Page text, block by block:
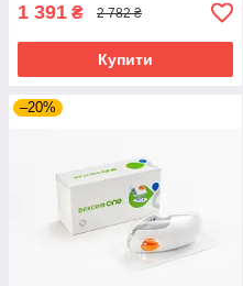
1 391 ₴ 2 782 ₴
Купити
–20%